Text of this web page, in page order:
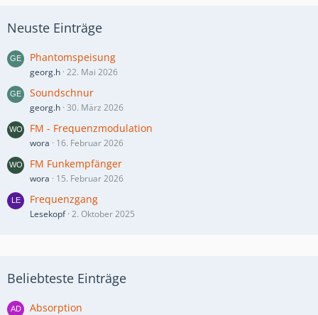
Neuste Einträge
Phantomspeisung
georg.h 22. Mai 2026
Soundschnur
georg.h 30. März 2026
FM - Frequenzmodulation
wora 16. Februar 2026
FM Funkempfänger
wora 15. Februar 2026
Frequenzgang
Lesekopf 2. Oktober 2025
Beliebteste Einträge
Absorption